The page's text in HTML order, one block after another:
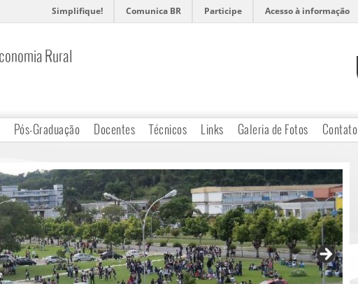
Simplifique! Comunica BR Participe Acesso à informação
Rural
Pós-Graduação Docentes Técnicos Links Galeria de Fotos Contato